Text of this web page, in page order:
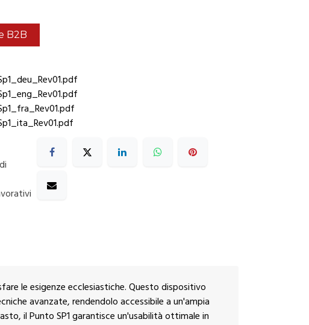
B2B
le esigenze ecclesiastiche. Questo dispositivo
avanzate, rendendolo accessibile a un'ampia
il Punto SP1 garantisce un'usabilità ottimale in